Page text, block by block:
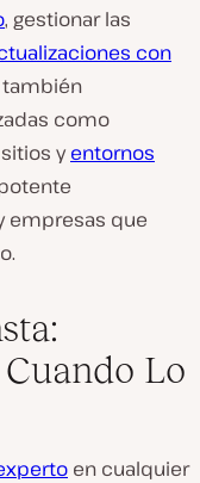
, gestionar las
con
también
como
yentornos
empresas que
Lo
en cualquier